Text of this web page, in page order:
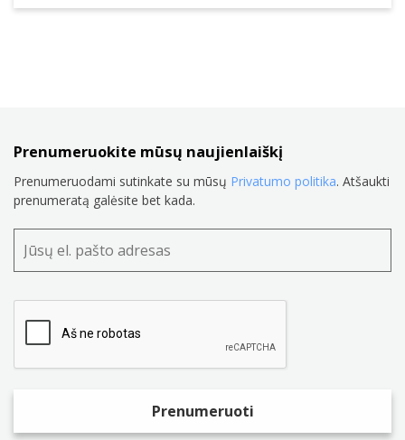
Prenumeruokite mūsų naujienlaiškį
Prenumeruodami sutinkate su mūsų Privatumo politika. Atšaukti
prenumeratą galėsite bet kada.